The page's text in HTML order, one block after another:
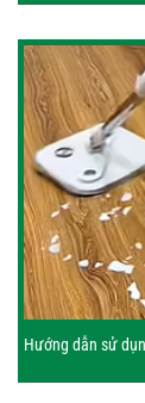
Hướng dẫn sử